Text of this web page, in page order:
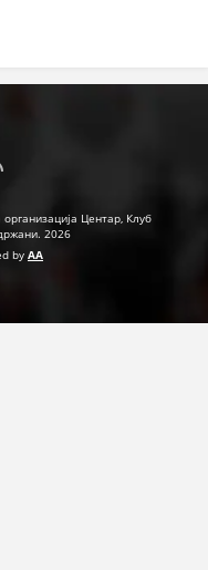
Центар, Клуб
2026
by AA